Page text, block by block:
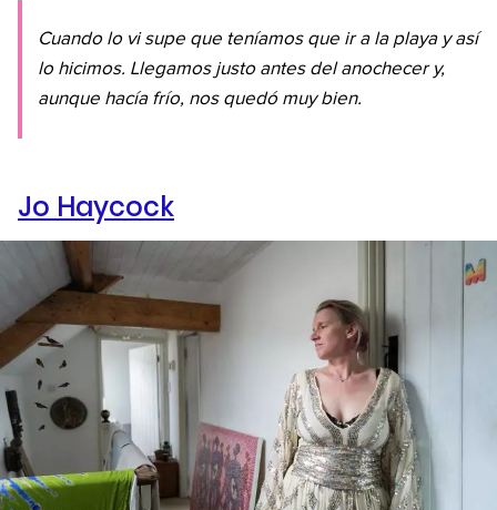
Cuando lo vi supe que teníamos que ir a la playa y así
lo hicimos. Llegamos justo antes del anochecer y,
aunque hacía frío, nos quedó muy bien.
Jo Haycock